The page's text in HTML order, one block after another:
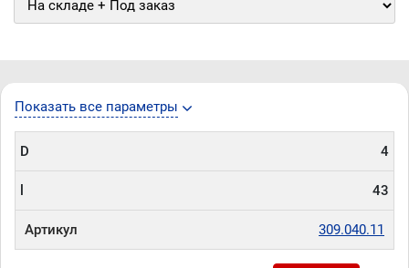
Показать все параметры
D 4
43
Артикул 309.040.11